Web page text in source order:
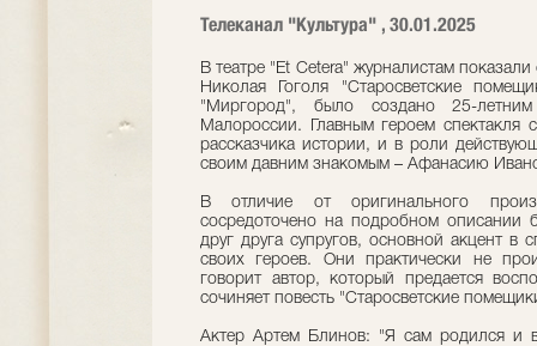
Телеканал "Культура" , 30.01.2025
В театре "Et Сetera" журналистам
Николая Гоголя "Старосветские
"Миргород", было создано 25-
Малороссии. Главным героем спектакля
рассказчика истории, и в роли
своим давним знакомым – Афанасию
В отличие от оригинального
сосредоточено на подробном
друг друга супругов, основной акцент в
своих героев. Они практически не
говорит автор, который предается
сочиняет повесть "Старосветские
Актер Артем Блинов: "Я сам родился и